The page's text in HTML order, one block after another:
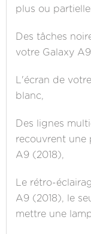
plus ou
Des tâches
votre Galaxy
L'écran de
blanc,
Des lignes
recouvrent une
A9 (2018),
Le rétro-
A9 (2018), le
mettre une